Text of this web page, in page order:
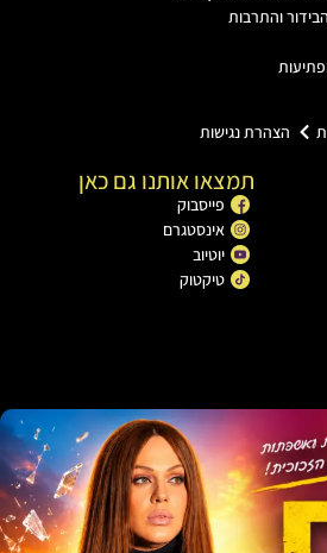
נגישות
תמצאו אותנו גם כאן
פייסבוק
אינסטגרם
יוטיוב
טיקטוק